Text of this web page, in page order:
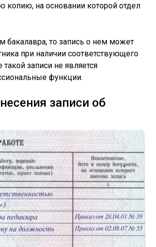
копию, на основании которой отдел
бакалавра, то запись о нем может
при наличии соответствующего
записи не является
функции.
записи об